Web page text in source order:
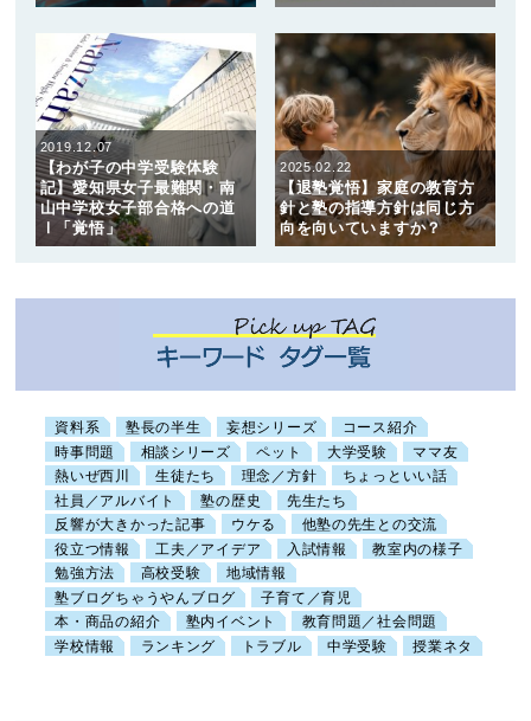
2019.12.07
【わが子の中学受験体験
記】愛知県女子最難関・南
山中学校女子部合格への道
Ⅰ「覚悟」
2025.02.22
【退塾覚悟】家庭の教育方
針と塾の指導方針は同じ方
向を向いていますか？
資料系 塾長の半生 妄想シリーズ
コース紹介
時事問題
相談シリーズ ペット 大学受験
ママ友
熱いぜ西川
生徒たち 理念／方針
ちょっといい話
社員／アルバイト
塾の歴史
先生たち
反響が大きかった記事
ウケる
他塾の先生との交流
役立つ情報
工夫／アイデア 入試情報
教室内の様子
勉強方法
高校受験
地域情報
塾ブログちゃうやんブログ
子育て／育児
本・商品の紹介
塾内イベント
教育問題／社会問題
学校情報
ランキング トラブル 中学受験 授業ネタ